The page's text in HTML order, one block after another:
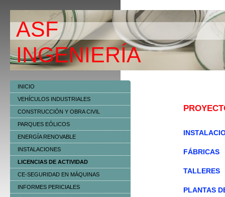
ASF
FÁBRICAS
TALLERES
PLANTAS
INICIO
VEHÍCULOS INDUSTRIALES
CONSTRUCCIÓN Y OBRA CIVIL
PARQUES EÓLICOS
ENERGÍA RENOVABLE
INSTALACIONES
LICENCIAS DE ACTIVIDAD
CE-SEGURIDAD EN MÁQUINAS
INFORMES PERICIALES